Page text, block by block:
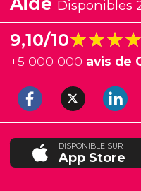
Disponibles
9,10/10
+5 000 000 avis de
DISPONIBLE SUR
App Store